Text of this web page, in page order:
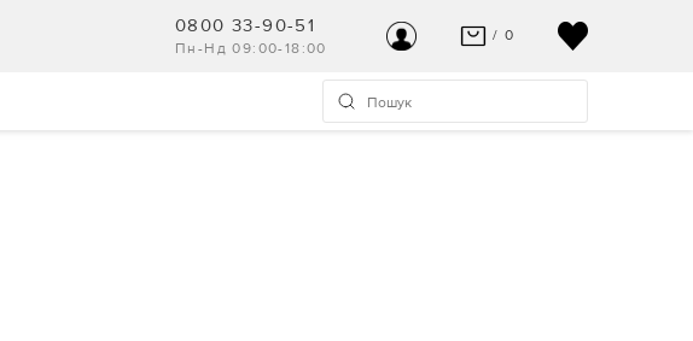
0800 33-90-51
Пн-Нд 09:00-18:00
/ 0
ВАШ КОШИК ПУСТИЙ